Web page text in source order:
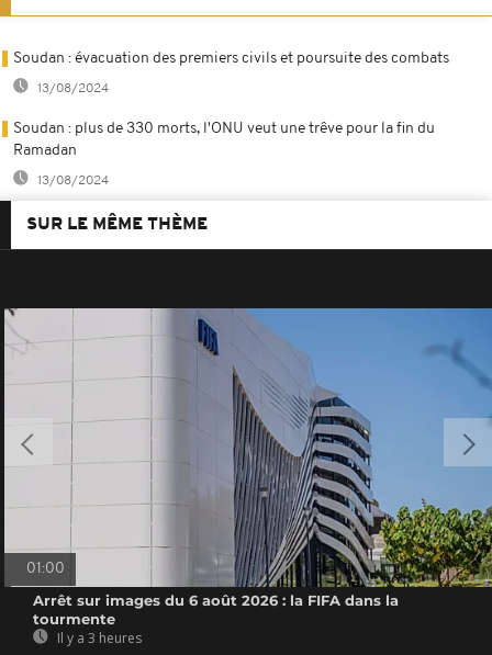
Soudan : évacuation des premiers civils et poursuite des combats
13/08/2024
Soudan : plus de 330 morts, l'ONU veut une trêve pour la fin du
Ramadan
13/08/2024
SUR LE MÊME THÈME
01:00
Arrêt sur images du 6 août 2026 : la FIFA dans la
tourmente
Il y a 3 heures